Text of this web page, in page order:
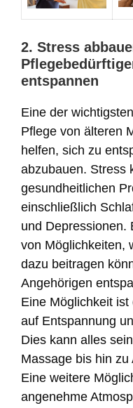
2. Stress
entspannen
Eine der
Pflege von älteren
helfen, sich zu
abzubauen. Stress
gesundheitlichen
einschließlich
und Depressionen.
von Möglichkeiten,
dazu beitragen
Angehörigen
Eine Möglichkeit
auf Entspannung
Dies kann alles
Massage bis hin zu
Eine weitere
angenehme